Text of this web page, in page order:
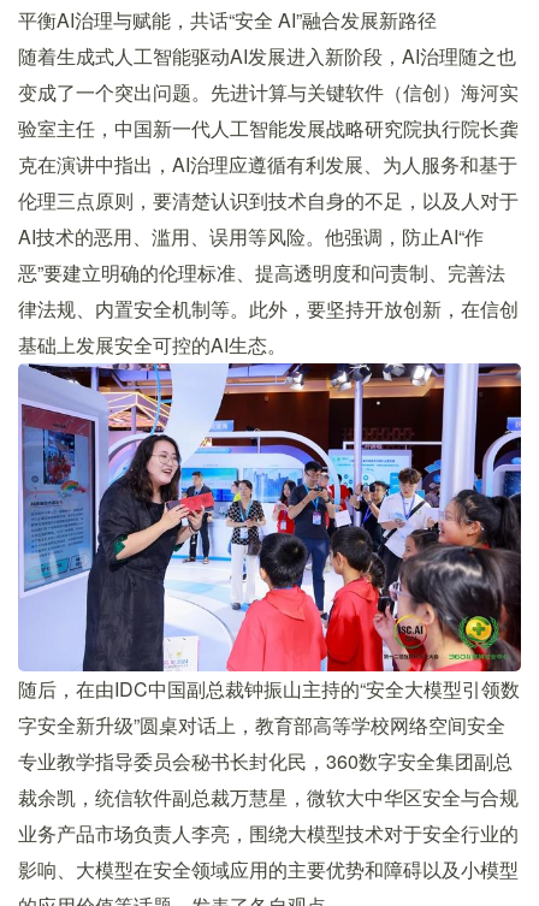
平衡AI治理与赋能，共话“安全 AI”融合发展新路径
随着生成式人工智能驱动AI发展进入新阶段，AI治理随之也
变成了一个突出问题。先进计算与关键软件（信创）海河实
验室主任，中国新一代人工智能发展战略研究院执行院长龚
克在演讲中指出，AI治理应遵循有利发展、为人服务和基于
伦理三点原则，要清楚认识到技术自身的不足，以及人对于
AI技术的恶用、滥用、误用等风险。他强调，防止AI“作
恶”要建立明确的伦理标准、提高透明度和问责制、完善法
律法规、内置安全机制等。此外，要坚持开放创新，在信创
基础上发展安全可控的AI生态。
随后，在由IDC中国副总裁钟振山主持的“安全大模型引领数
字安全新升级”圆桌对话上，教育部高等学校网络空间安全
专业教学指导委员会秘书长封化民，360数字安全集团副总
裁余凯，统信软件副总裁万慧星，微软大中华区安全与合规
业务产品市场负责人李亮，围绕大模型技术对于安全行业的
影响、大模型在安全领域应用的主要优势和障碍以及小模型